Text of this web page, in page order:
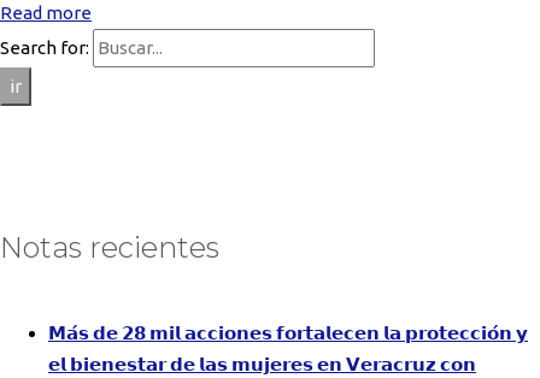
Read more
Search for:
ir
Notas recientes
𝗠𝗮́𝘀 𝗱𝗲 𝟮𝟴 𝗺𝗶𝗹 𝗮𝗰𝗰𝗶𝗼𝗻𝗲𝘀 𝗳𝗼𝗿𝘁𝗮𝗹𝗲𝗰𝗲𝗻 𝗹𝗮 𝗽𝗿𝗼𝘁𝗲𝗰𝗰𝗶𝗼́𝗻 𝘆
𝗲𝗹 𝗯𝗶𝗲𝗻𝗲𝘀𝘁𝗮𝗿 𝗱𝗲 𝗹𝗮𝘀 𝗺𝘂𝗷𝗲𝗿𝗲𝘀 𝗲𝗻 𝗩𝗲𝗿𝗮𝗰𝗿𝘂𝘇 𝗰𝗼𝗻